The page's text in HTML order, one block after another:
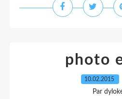
photo
10.02.2015
Par